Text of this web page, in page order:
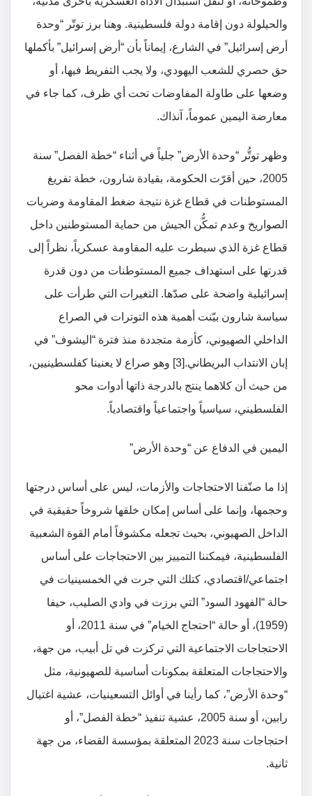
والحيلولة دون إقامة دولة فلسطينية. وهنا برز توتّر “وحدة
أرض إسرائيل” في الشارع، إيماناً بأن “أرض إسرائيل” بأكملها
حق حصري للشعب اليهودي، ولا يجب التفريط فيها، أو
وضعها على طاولة المفاوضات تحت أي ظرف، كما جاء في
معارضة اليمين عموماً، آنذاك.
وظهر توتُّر “وحدة الأرض” جلياً في أثناء “خطة الفصل” سنة
2005، حين أقرّت الحكومة، بقيادة شارون، خطة تفريغ
المستوطنات في قطاع غزة نتيجة ضغط المقاومة وضربات
الصواريخ وعدم تمكُّن الجيش من حماية المستوطنين داخل
قطاع غزة الذي سيطرت عليه المقاومة عسكرياً، نظراً إلى
قدرتها على استهداف جميع المستوطنات من دون قدرة
إسرائيلية واضحة على صدّها. التغيرات التي طرأت على
سياسة شارون بيّنت أهمية هذه التوترات في الصراع
الداخلي الصهيوني، كأزمة متجددة منذ فترة “اليشوف” في
إبان الانتداب البريطاني.[3] وهو صراع لا يعنينا كفلسطينيين،
من حيث أن كلاهما ينتج بالدرجة ذاتها أدوات محو
الفلسطيني، سياسياً واجتماعياً واقتصادياً.
اليمين في الدفاع عن “وحدة الأرض”
إذا ما صنّفنا الاحتجاجات والأزمات، ليس على أساس درجتها
وحجمها، وإنما على أساس إمكان خلقها شروخاً حقيقية في
الداخل الصهيوني، بحيث تجعله مكشوفاً أمام القوة الشعبية
الفلسطينية، فيمكننا التمييز بين الاحتجاجات على أساس
اجتماعي/اقتصادي، كتلك التي جرت في الخمسينيات في
حالة “الفهود السود” التي برزت في وادي الصليب، حيفا
(1959)، أو حالة “احتجاج الخيام” في سنة 2011، أو
الاحتجاجات الاجتماعية التي تركزت في تل أبيب، من جهة،
والاحتجاجات المتعلقة بمكونات أساسية للصهيونية، مثل
“وحدة الأرض”، كما رأينا في أوائل التسعينيات، عشية اغتيال
رابين، أو سنة 2005، عشية تنفيذ “خطة الفصل”، أو
احتجاجات سنة 2023 المتعلقة بمؤسسة القضاء، من جهة
ثانية.